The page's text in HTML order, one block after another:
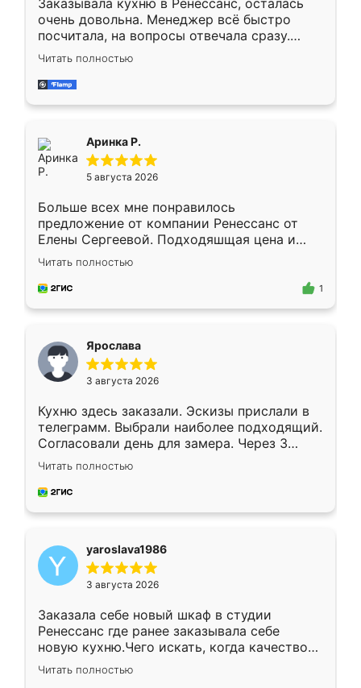
Заказывала кухню в Ренессанс, осталась
очень довольна. Менеджер всё быстро
посчитала, на вопросы отвечала сразу.
Замерщик приехал в субботу, подошёл к
делу со всей ответственностью. Собрали
за день, ребята работали аккуратно, даже
Читать полностью
Аринка Р.
5 августа 2026
Больше всех мне понравилось
предложение от компании Ренессанс от
Елены Сергеевой. Подходяшщая цена и
короткие сроки изготовления. Приехавший
для замера сотрудник Владислав
предложил по моему эскизу самый
Читать полностью
1
Ярослава
3 августа 2026
Кухню здесь заказали. Эскизы прислали в
телеграмм. Выбрали наиболее подходящий.
Согласовали день для замера. Через 3
недели кухня была уже готова. Остались
довольны работой. Спасибо Ренессанс
мебель за качественную работу!
Читать полностью
yaroslava1986
3 августа 2026
Заказала себе новый шкаф в студии
Ренессанс где ранее заказывала себе
новую кухню.Чего искать, когда качеством
вполне довольна. Служит кухня уже почти
два года, нареканий нет.
Читать полностью